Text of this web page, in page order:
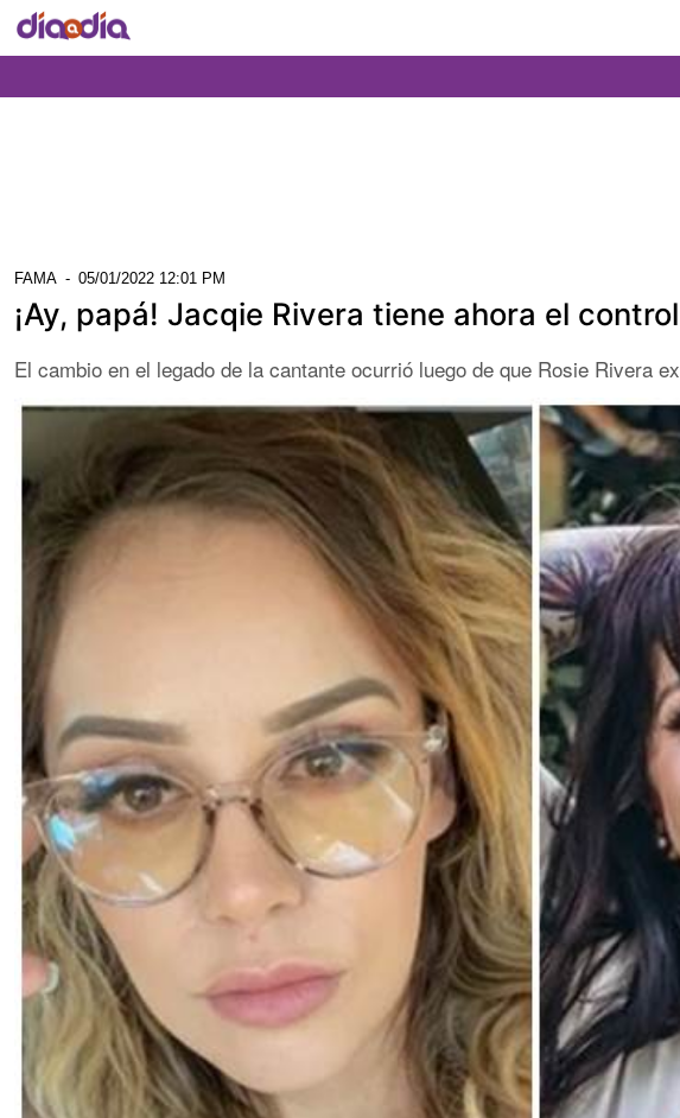
FAMA - 05/01/2022 12:01 PM
¡Ay, papá! Jacqie Rivera tiene ahora el
El cambio en el legado de la cantante ocurrió luego de que Rosie Rivera